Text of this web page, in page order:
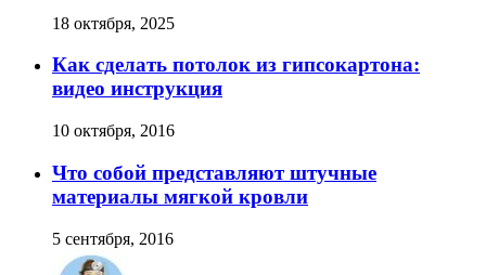
18 октября, 2025
Как сделать потолок из гипсокартона:
видео инструкция
10 октября, 2016
Что собой представляют штучные
материалы мягкой кровли
5 сентября, 2016